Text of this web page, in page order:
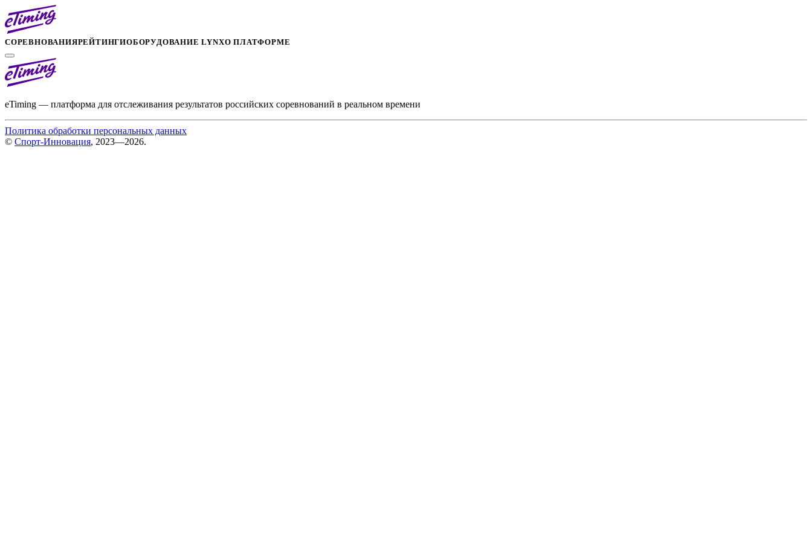
СОРЕВНОВАНИЯРЕЙТИНГИОБОРУДОВАНИЕ LYNXО ПЛАТФОРМЕ
eTiming — платформа для отслеживания результатов российских соревнований в реальном времени
Политика обработки персональных данных
© Спорт-Инновация, 2023—2026.